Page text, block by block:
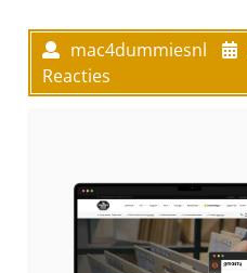
mac4dummiesnl
Reacties